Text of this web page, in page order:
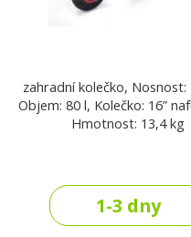
zahradní kolečko, Nosnost:
Objem: 80 l, Kolečko: 16”
Hmotnost: 13,4 kg
1-3 dny